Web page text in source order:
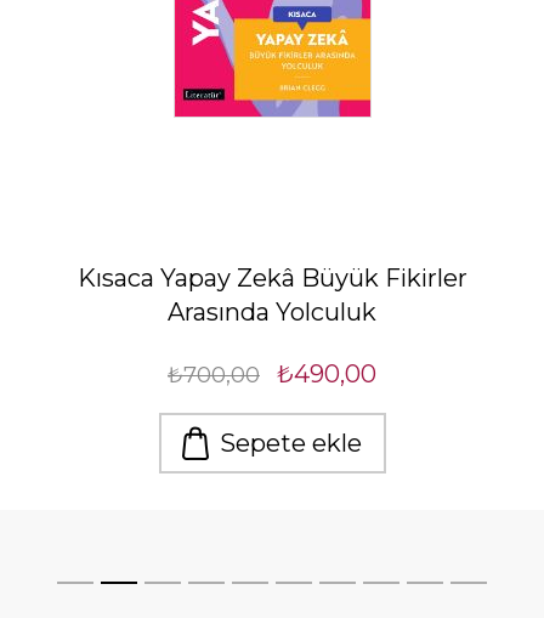
Kısaca Yapay Zekâ Büyük Fikirler
Arasında Yolculuk
₺700,00 ₺490,00
Sepete ekle